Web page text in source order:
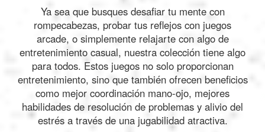
Ya sea que busques desafiar tu mente con
rompecabezas, probar tus reflejos con juegos
arcade, o simplemente relajarte con algo de
entretenimiento casual, nuestra colección tiene algo
para todos. Estos juegos no solo proporcionan
entretenimiento, sino que también ofrecen beneficios
como mejor coordinación mano-ojo, mejores
habilidades de resolución de problemas y alivio del
estrés a través de una jugabilidad atractiva.